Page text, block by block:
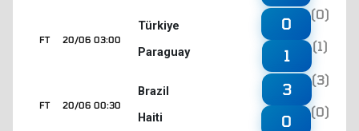
20/06 03:00
FT
Türkiye
Paraguay
0
(0)
1
(1)
20/06 00:30
FT
Brazil
Haiti
3
(3)
0
(0)